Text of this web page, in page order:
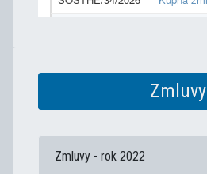
Zmluvy
Zmluvy - rok 2022